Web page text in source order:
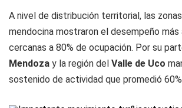
A nivel de distribución territorial, las
mendocina mostraron el desempeño
cercanas a 80% de ocupación. Por su
Mendoza y la región del Valle de Uco
sostenido de actividad que promedió